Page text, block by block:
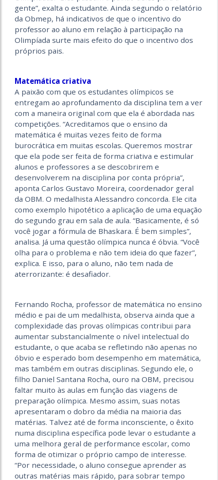
gente”, exalta o estudante. Ainda segundo o relatório
da Obmep, há indicativos de que o incentivo do
professor ao aluno em relação à participação na
Olimpíada surte mais efeito do que o incentivo dos
próprios pais.
Matemática criativa
A paixão com que os estudantes olímpicos se
entregam ao aprofundamento da disciplina tem a ver
com a maneira original com que ela é abordada nas
competições. “Acreditamos que o ensino da
matemática é muitas vezes feito de forma
burocrática em muitas escolas. Queremos mostrar
que ela pode ser feita de forma criativa e estimular
alunos e professores a se descobrirem e
desenvolverem na disciplina por conta própria”,
aponta Carlos Gustavo Moreira, coordenador geral
da OBM. O medalhista Alessandro concorda. Ele cita
como exemplo hipotético a aplicação de uma equação
do segundo grau em sala de aula. “Basicamente, é só
você jogar a fórmula de Bhaskara. É bem simples”,
analisa. Já uma questão olímpica nunca é óbvia. “Você
olha para o problema e não tem ideia do que fazer”,
explica. E isso, para o aluno, não tem nada de
aterrorizante: é desafiador.
Fernando Rocha, professor de matemática no ensino
médio e pai de um medalhista, observa ainda que a
complexidade das provas olímpicas contribui para
aumentar substancialmente o nível intelectual do
estudante, o que acaba se refletindo não apenas no
óbvio e esperado bom desempenho em matemática,
mas também em outras disciplinas. Segundo ele, o
filho Daniel Santana Rocha, ouro na OBM, precisou
faltar muito às aulas em função das viagens de
preparação olímpica. Mesmo assim, suas notas
apresentaram o dobro da média na maioria das
matérias. Talvez até de forma inconsciente, o êxito
numa disciplina específica pode levar o estudante a
uma melhora geral de performance escolar, como
forma de otimizar o próprio campo de interesse.
“Por necessidade, o aluno consegue aprender as
outras matérias mais rápido, para sobrar tempo